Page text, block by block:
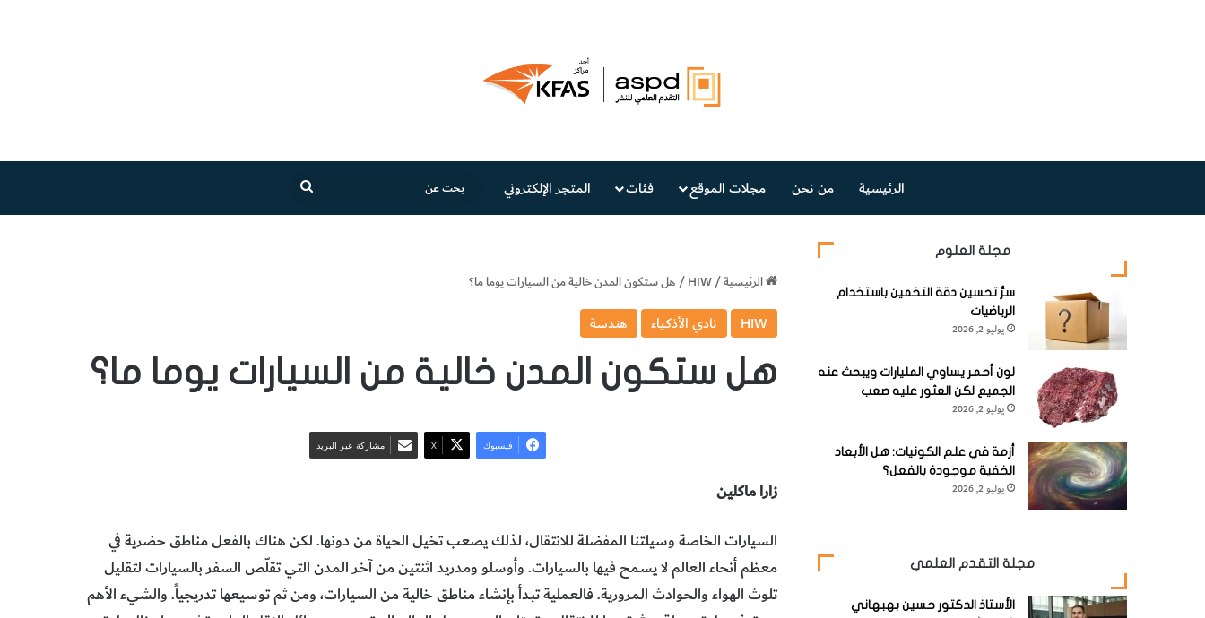
الرئيسية من نحن مجلات الموقع فئات المتجر الإلكتروني
عن
الرئيسية/
HIW
/هل ستكون المدن خالية من السيارات يوما ما؟
HIW نادي الأذكياء هندسة
هل ستكون المدن خالية من السيارات يوما ما؟
فيسبوك ‫X مشاركة عبر البريد
زارا ماكلين
السيارات الخاصة وسيلتنا المفضلة للانتقال، لذلك يصعب تخيل الحياة من دونها. لكن هناك بالفعل مناطق حضرية في
معظم أنحاء العالم لا يسمح فيها بالسيارات. وأوسلو ومدريد اثنتين من آخر المدن التي تقلّص السفر بالسيارات لتقليل
تلوث الهواء والحوادث المرورية. فالعملية تبدأ بإنشاء مناطق خالية من السيارات، ومن ثم توسيعها تدريجياً. والشيء الأهم
مجلة العلوم
سرُّ تحسين دقة التخمين باستخدام
الرياضيات
يوليو 2, 2026
لون أحمر يساوي المليارات ويبحث عنه
الجميع لكن العثور عليه صعب
يوليو 2, 2026
أزمة في علم الكونيات: هل الأبعاد
الخفية موجودة بالفعل؟
يوليو 2, 2026
مجلة التقدم العلمي
الأستاذ الدكتور حسين بهبهاني